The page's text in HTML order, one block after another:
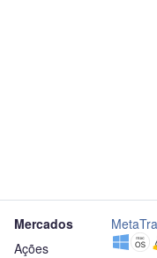
Mercados
Ações